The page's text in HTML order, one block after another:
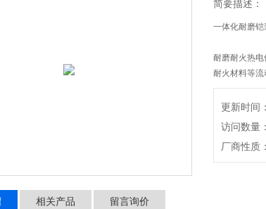
简要描述：
一体化耐磨铠
耐磨耐火热
耐火材料等流
更新时间
访问数量
厂商性质
相关产品 留言询价